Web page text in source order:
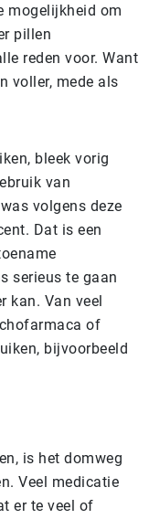
mogelijkheid om
pillen
reden voor. Want
voller, mede als
bleek vorig
van
volgens deze
Dat is een
serieus te gaan
kan. Van veel
of
bijvoorbeeld
is het domweg
Veel medicatie
er te veel of